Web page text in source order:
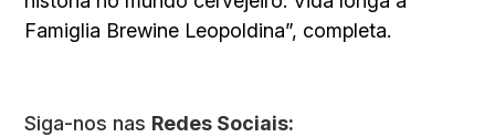
Famiglia Brewine Leopoldina”, completa.
Siga-nos nas Redes Sociais: